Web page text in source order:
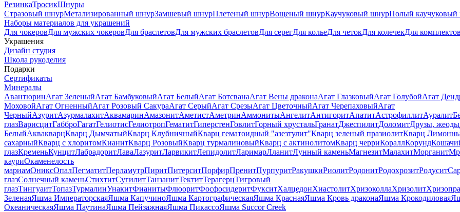
РезинкаТросикШнуры
Стразовый шнурМетализированный шнурЗамшевый шнурПлетеный шнурВощеный шнурКаучуковый шнурПолый
Наборы материалов для украшений
Для чокеровДля мужских чокеровДля браслетовДля мужских браслетовДля серегДля кольеДля четокДля колечекДля
Украшения
Дизайн студия
Школа рукоделия
Подарки
Сертификаты
Минералы
АвантюринАгат ЗеленыйАгат БамбуковыйАгат БелыйАгат БотсванаАгат Вены драконаАгат ГлазковыйАгат ГолубойАгат
МоховойАгат ОгненныйАгат Розовый СакураАгат СерыйАгат СрезыАгат ЦветочныйАгат ЧерепаховыйАгат
ЧерныйАзуритАзурмалахитАквамаринАмазонитАметистАметринАммонитыАнгелитАнтигоритАпатитАстрофиллитАуралит
глазВарисцитГабброГагатГелиотисГелиотропГематитГиперстенГовлитГорный хрустальГранатДжеспилитДоломитДрузы, жеоды
БелыйАквакварцКварц ДымчатыйКварц КлубничныйКварц гематоидный "азезтулит"Кварц зеленый празиолитКварц
сахарныйКварц с хлоритомКианитКварц РозовыйКварц турмалиновыйКварц с актинолитомКварц черриКораллКорунд
глазКременьКунцитЛабрадоритЛаваЛазуритЛарвикитЛепидолитЛаримарЛланитЛунный каменьМагнезитМалахитМорганит
кауриОкаменелость
мариамОниксОпалПегматитПерламутрПиритПитерситПорфирПренитПурпуритРакушкиРиолитРодонитРодохрозитРодусит
глазСолнечный каменьСтихтитСугилитТанзанитТектитТерагерцТигровый
глазТингуаитТопазТурмалинУнакитФианитыФлюоритФосфосидеритФукситХалцедонХиастолитХризоколлаХризолит
ЗеленаяЯшма ИмператорскаяЯшма КапучиноЯшма КартографическаяЯшма КраснаяЯшма Кровь драконаЯшма Крокодиловая
ОкеаническаяЯшма ПаутинаЯшма ПейзажнаяЯшма ПикассоЯшма Succor Creek